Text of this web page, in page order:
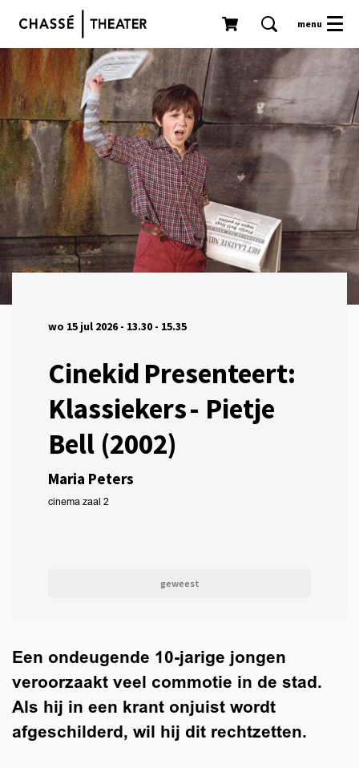
menu
Cinekid Presenteert:
Klassiekers - Pietje
Bell (2002)
Maria Peters
wo 15 jul 2026 - 13.30 - 15.35
cinema zaal 2
geweest
Een ondeugende 10-jarige jongen
veroorzaakt veel commotie in de stad.
Als hij in een krant onjuist wordt
afgeschilderd, wil hij dit rechtzetten.